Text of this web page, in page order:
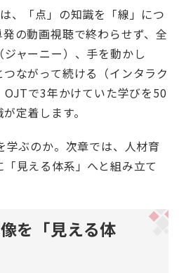
、「点」の知識を「線」につ
の動画視聴で終わらせず、全
ャーニー）、手を動かし
つながって続ける（インタラク
OJTで3年かけていた学びを50
定着します。
学ぶのか。次章では、人材育
見える体系」へと組み立て
を「見える体